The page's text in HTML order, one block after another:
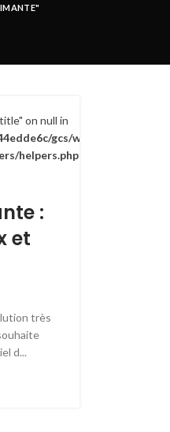
on null in
gcs/wp-
helpers.php
:
et
très
d...